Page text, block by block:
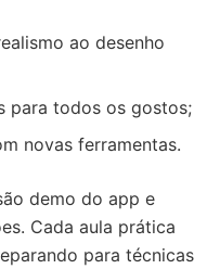
ao desenho
para todos os gostos;
novas ferramentas.
demo do app e
Cada aula prática
para técnicas